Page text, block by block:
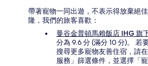
帶著寵物一同出遊，不表示得放棄絕
隆，我們的旅客喜歡：
曼谷金普頓馬賴飯店 IHG 旗
分為 9.6 分 (滿分 10 分)。 若
搜尋更多寵物友善住宿，請
服務」篩選條件，並選擇「寵